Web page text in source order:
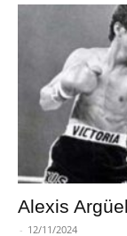
Alexis
- 12/11/2024